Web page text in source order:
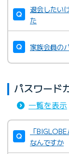
退会したい
た
家族会員の
パスワード
一覧を表示
「
なんですか